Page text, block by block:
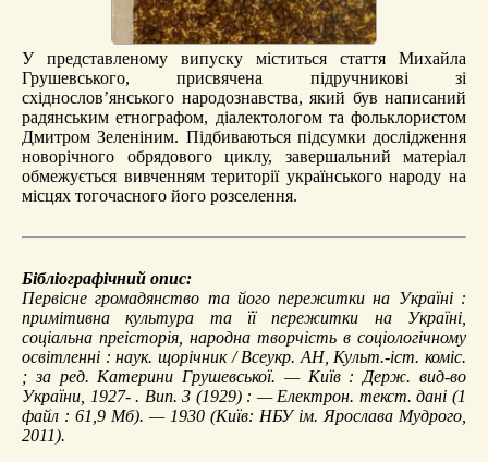
У представленому випуску міститься стаття Михайла
Грушевського, присвячена підручникові зі
східнослов’янського народознавства, який був написаний
радянським етнографом, діалектологом та фольклористом
Дмитром Зеленіним. Підбиваються підсумки дослідження
новорічного обрядового циклу, завершальний матеріал
обмежується вивченням території українського народу на
місцях тогочасного його розселення.
Бібліографічний опис:
Первісне громадянство та його пережитки на Україні:
примітивна культура та її пережитки на Україні,
соціальна преісторія, народна творчість в соціологічному
освітленні : наук. щорічник / Всеукр. АН, Культ.-іст. коміс.
; за ред. Катерини Грушевської. — Київ : Держ. вид-во
України, 1927- . Вип. 3 (1929) : — Електрон. текст. дані (1
файл : 61,9 Мб). — 1930 (Київ: НБУ ім. Ярослава Мудрого,
2011).